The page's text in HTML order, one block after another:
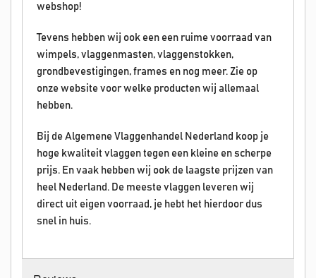
webshop!
Tevens hebben wij ook een een ruime voorraad van
wimpels, vlaggenmasten, vlaggenstokken,
grondbevestigingen, frames en nog meer. Zie op
onze website voor welke producten wij allemaal
hebben.
Bij de Algemene Vlaggenhandel Nederland koop je
hoge kwaliteit vlaggen tegen een kleine en scherpe
prijs. En vaak hebben wij ook de laagste prijzen van
heel Nederland. De meeste vlaggen leveren wij
direct uit eigen voorraad, je hebt het hierdoor dus
snel in huis.